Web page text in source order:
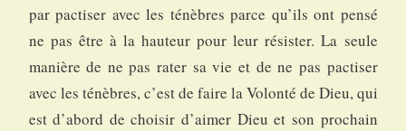
par pactiser avec les ténèbres parce qu’ils ont pensé
ne pas être à la hauteur pour leur résister. La seule
manière de ne pas rater sa vie et de ne pas pactiser
avec les ténèbres, c’est de faire la Volonté de Dieu, qui
est d’abord de choisir d’aimer Dieu et son prochain